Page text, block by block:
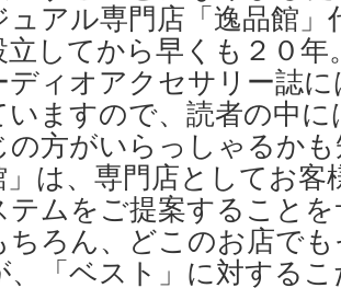
ュアル専門店「逸品館」
立してから早くも２０
ディオアクセサリー誌
いますので、読者の中
の方がいらっしゃるか
」は、専門店としてお
テムをご提案すること
ちろん、どこのお店で
、「ベスト」に対する